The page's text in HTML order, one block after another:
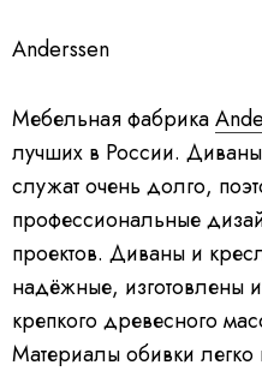
Anderssen
Мебельная фабрика
лучших в России. Диваны
служат очень долго,
профессиональные
проектов. Диваны и
надёжные, изготовлены
крепкого древесного
Материалы обивки легко